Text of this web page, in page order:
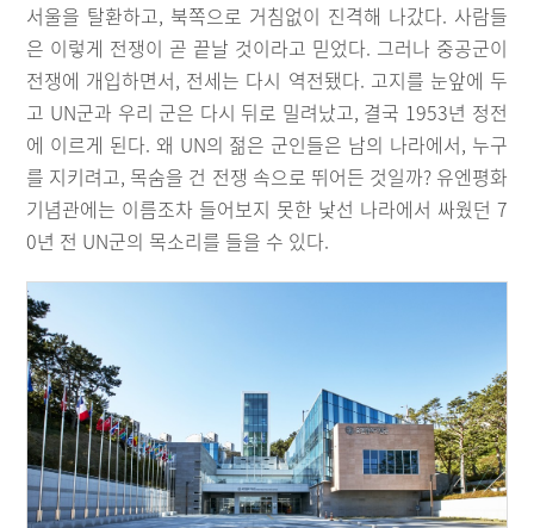
서울을 탈환하고, 북쪽으로 거침없이 진격해 나갔다. 사람들
은 이렇게 전쟁이 곧 끝날 것이라고 믿었다. 그러나 중공군이
전쟁에 개입하면서, 전세는 다시 역전됐다. 고지를 눈앞에 두
고 UN군과 우리 군은 다시 뒤로 밀려났고, 결국 1953년 정전
에 이르게 된다. 왜 UN의 젊은 군인들은 남의 나라에서, 누구
를 지키려고, 목숨을 건 전쟁 속으로 뛰어든 것일까? 유엔평화
기념관에는 이름조차 들어보지 못한 낯선 나라에서 싸웠던 7
0년 전 UN군의 목소리를 들을 수 있다.